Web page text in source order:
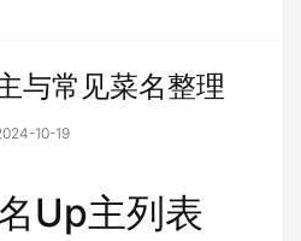
与常见菜名整理
10-19
Up主列表